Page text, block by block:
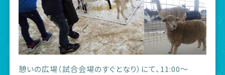
憩いの広場（試合会場のすぐとなり）にて、11:00〜